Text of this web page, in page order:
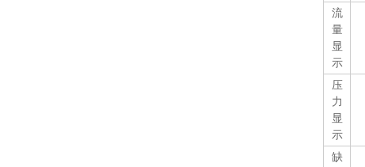
流
量
显
示
压
力
显
示
缺